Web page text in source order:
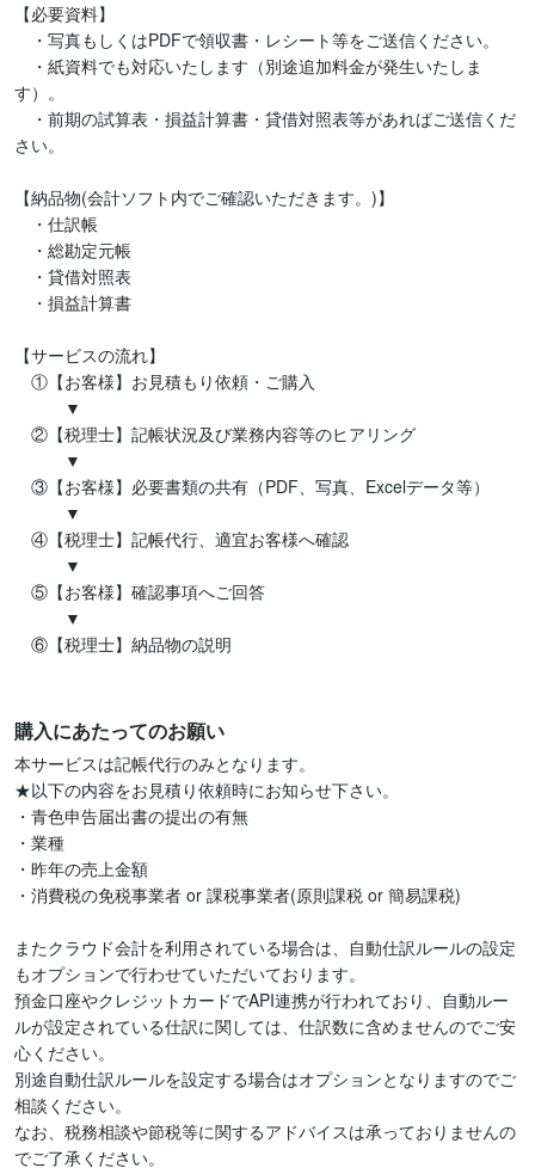
【必要資料】
・写真もしくはPDFで領収書・レシート等をご送信ください。
・紙資料でも対応いたします（別途追加料金が発生いたしま
す）。
・前期の試算表・損益計算書・貸借対照表等があればご送信くだ
さい。
【納品物(会計ソフト内でご確認いただきます。)】
・仕訳帳
・総勘定元帳
・貸借対照表
・損益計算書
【サービスの流れ】
①【お客様】お見積もり依頼・ご購入
▼
②【税理士】記帳状況及び業務内容等のヒアリング
▼
③【お客様】必要書類の共有（PDF、写真、Excelデータ等）
▼
④【税理士】記帳代行、適宜お客様へ確認
▼
⑤【お客様】確認事項へご回答
▼
⑥【税理士】納品物の説明
購入にあたってのお願い
本サービスは記帳代行のみとなります。
★以下の内容をお見積り依頼時にお知らせ下さい。
・青色申告届出書の提出の有無
・業種
・昨年の売上金額
・消費税の免税事業者 or 課税事業者(原則課税 or 簡易課税)
またクラウド会計を利用されている場合は、自動仕訳ルールの設定
もオプションで行わせていただいております。
預金口座やクレジットカードでAPI連携が行われており、自動ルー
ルが設定されている仕訳に関しては、仕訳数に含めませんのでご安
心ください。
別途自動仕訳ルールを設定する場合はオプションとなりますのでご
相談ください。
なお、税務相談や節税等に関するアドバイスは承っておりませんの